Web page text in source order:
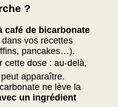
?
café de bicarbonate
vos recettes
pancakes…).
dose : au-delà,
apparaître.
ne lève la
un ingrédient